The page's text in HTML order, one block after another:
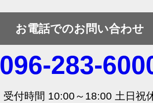
お電話でのお問い合わせ
096-283-
受付時間 10:00～18:00 土日祝